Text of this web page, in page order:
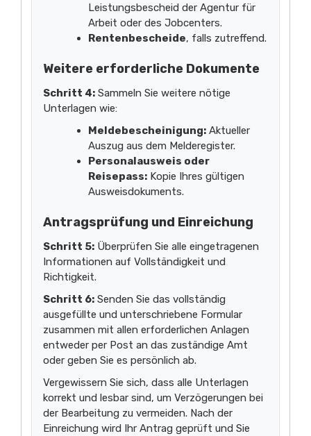
Leistungsbescheid der Agentur für
Arbeit oder des Jobcenters.
Rentenbescheide, falls zutreffend.
Weitere erforderliche Dokumente
Schritt 4: Sammeln Sie weitere nötige
Unterlagen wie:
Meldebescheinigung: Aktueller
Auszug aus dem Melderegister.
Personalausweis oder
Reisepass: Kopie Ihres gültigen
Ausweisdokuments.
Antragsprüfung und Einreichung
Schritt 5: Überprüfen Sie alle eingetragenen
Informationen auf Vollständigkeit und
Richtigkeit.
Schritt 6: Senden Sie das vollständig
ausgefüllte und unterschriebene Formular
zusammen mit allen erforderlichen Anlagen
entweder per Post an das zuständige Amt
oder geben Sie es persönlich ab.
Vergewissern Sie sich, dass alle Unterlagen
korrekt und lesbar sind, um Verzögerungen bei
der Bearbeitung zu vermeiden. Nach der
Einreichung wird Ihr Antrag geprüft und Sie